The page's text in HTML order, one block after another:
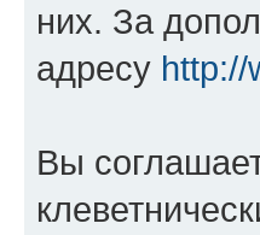
них. За
адресу http://
Вы